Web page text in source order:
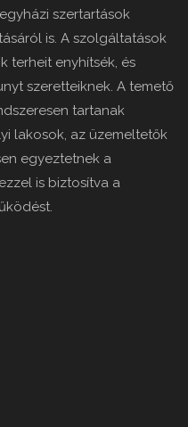
szertartások
is. A szolgáltatások
terheit enyhítsék, és
szeretteiknek. A temető
tartanak
lakosok, az üzemeltetők
egyeztetnek a
is biztosítva a